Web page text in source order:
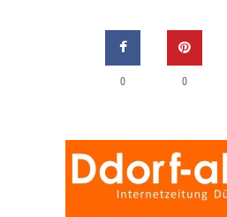
0 0